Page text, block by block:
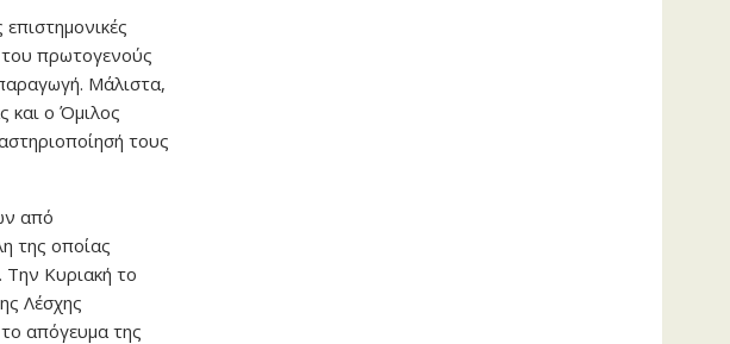
του πρωτογενούς
Μάλιστα,
και ο Όμιλος
τους
από
της οποίας
Την Κυριακή το
Λέσχης
απόγευμα της